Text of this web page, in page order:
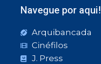
Navegue por aqui!
Arquibancada
Cinéfilos
J. Press